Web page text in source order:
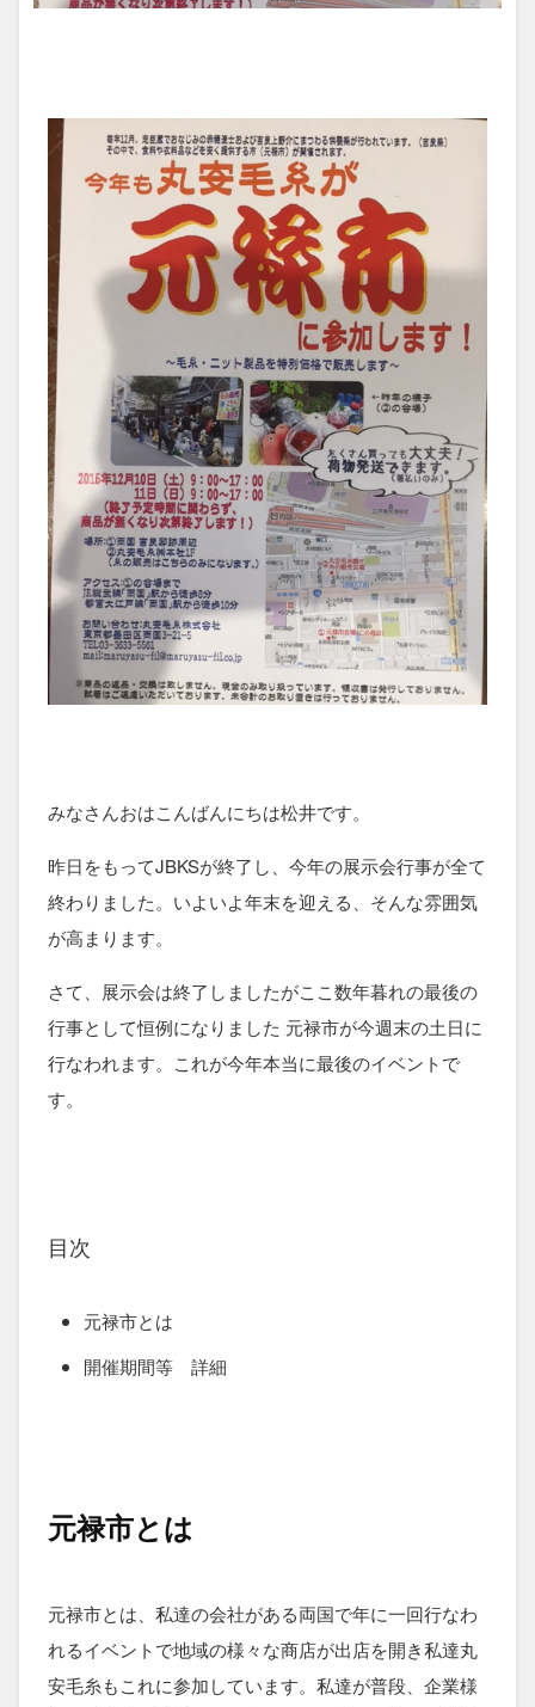
みなさんおはこんばんにちは松井です。
昨日をもってJBKSが終了し、今年の展示会行事が全て
終わりました。いよいよ年末を迎える、そんな雰囲気
が高まります。
さて、展示会は終了しましたがここ数年暮れの最後の
行事として恒例になりました 元禄市が今週末の土日に
行なわれます。これが今年本当に最後のイベントで
す。
目次
元禄市とは
開催期間等 詳細
元禄市とは
元禄市とは、私達の会社がある両国で年に一回行なわ
れるイベントで地域の様々な商店が出店を開き私達丸
安毛糸もこれに参加しています。私達が普段、企業様